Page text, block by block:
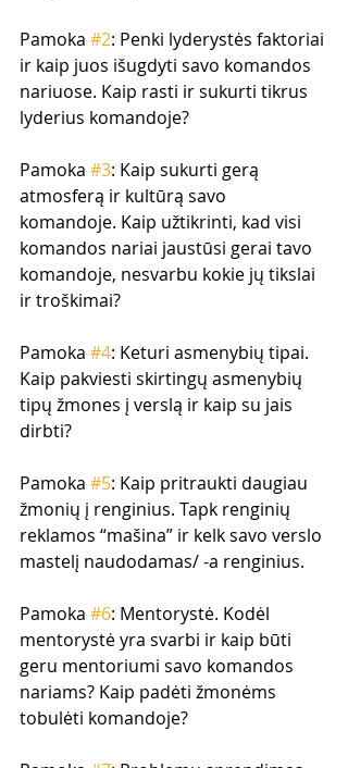
Pamoka #2: Penki lyderystės faktoriai
ir kaip juos išugdyti savo komandos
nariuose. Kaip rasti ir sukurti tikrus
lyderius komandoje?
Pamoka #3: Kaip sukurti gerą
atmosferą ir kultūrą savo
komandoje. Kaip užtikrinti, kad visi
komandos nariai jaustūsi gerai tavo
komandoje, nesvarbu kokie jų tikslai
ir troškimai?
Pamoka #4: Keturi asmenybių tipai.
Kaip pakviesti skirtingų asmenybių
tipų žmones į verslą ir kaip su jais
dirbti?
Pamoka #5: Kaip pritraukti daugiau
žmonių į renginius. Tapk renginių
reklamos “mašina” ir kelk savo verslo
mastelį naudodamas/ -a renginius.
Pamoka #6: Mentorystė. Kodėl
mentorystė yra svarbi ir kaip būti
geru mentoriumi savo komandos
nariams? Kaip padėti žmonėms
tobulėti komandoje?